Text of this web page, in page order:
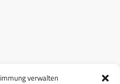
verwalten